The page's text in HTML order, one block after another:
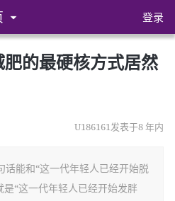
登录
的最硬核方式居然
U186161发表于8 年内
话能和“这一代年轻人已经开始脱
“这一代年轻人已经开始发胖